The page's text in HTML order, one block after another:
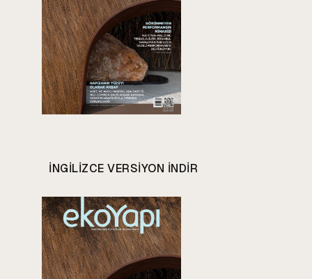
INGILIZCE VERSIYON INDIR